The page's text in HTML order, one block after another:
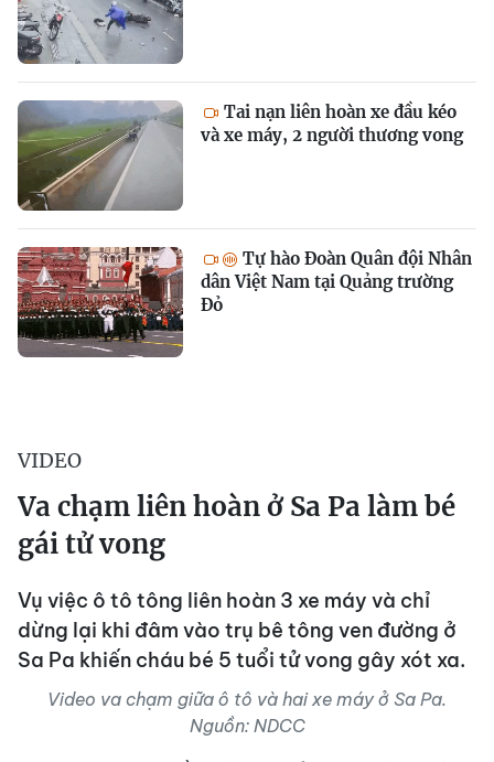
Tai nạn liên hoàn xe đầu kéo
và xe máy, 2 người thương vong
Tự hào Đoàn Quân đội Nhân
dân Việt Nam tại Quảng trường
Đỏ
VIDEO
Va chạm liên hoàn ở Sa Pa làm bé
gái tử vong
Vụ việc ô tô tông liên hoàn 3 xe máy và chỉ
dừng lại khi đâm vào trụ bê tông ven đường ở
Sa Pa khiến cháu bé 5 tuổi tử vong gây xót xa.
Video va chạm giữa ô tô và hai xe máy ở Sa Pa.
Nguồn: NDCC